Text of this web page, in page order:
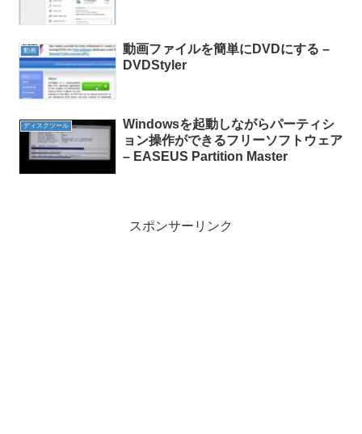
動画
動画ファイルを簡単にDVDにする –
DVDStyler
ディスクツール
Windowsを起動しながらパーティシ
ョン操作ができるフリーソフトウェア
– EASEUS Partition Master
スポンサーリンク